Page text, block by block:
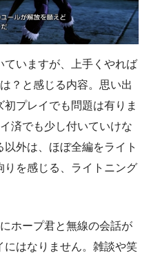
いますが、上手くやれば
？と感じる内容。思い出
プレイでも問題は有りま
済でも少し付いていけな
外は、ほぼ全編をライト
りを感じる、ライトニング
ホープ君と無線の会話が
はなりません。雑談や笑